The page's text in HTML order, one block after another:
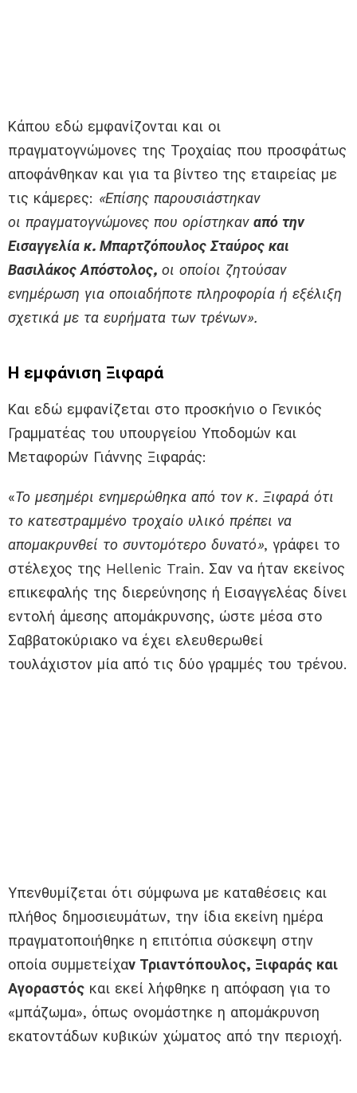
Κάπου εδώ εμφανίζονται και οι
πραγματογνώμονες της Τροχαίας που προσφάτως
αποφάνθηκαν και για τα βίντεο της εταιρείας με
τις κάμερες: «Επίσης παρουσιάστηκαν
οι πραγματογνώμονες που ορίστηκαν από την
Εισαγγελία κ. Μπαρτζόπουλος Σταύρος και
Βασιλάκος Απόστολος, οι οποίοι ζητούσαν
ενημέρωση για οποιαδήποτε πληροφορία ή εξέλιξη
σχετικά με τα ευρήματα των τρένων».
Η εμφάνιση Ξιφαρά
Και εδώ εμφανίζεται στο προσκήνιο ο Γενικός
Γραμματέας του υπουργείου Υποδομών και
Μεταφορών Γιάννης Ξιφαράς:
«Το μεσημέρι ενημερώθηκα από τον κ. Ξιφαρά ότι
το κατεστραμμένο τροχαίο υλικό πρέπει να
απομακρυνθεί το συντομότερο δυνατό», γράφει το
στέλεχος της Hellenic Train. Σαν να ήταν εκείνος
επικεφαλής της διερεύνησης ή Εισαγγελέας δίνει
εντολή άμεσης απομάκρυνσης, ώστε μέσα στο
Σαββατοκύριακο να έχει ελευθερωθεί
τουλάχιστον μία από τις δύο γραμμές του τρένου.
Υπενθυμίζεται ότι σύμφωνα με καταθέσεις και
πλήθος δημοσιευμάτων, την ίδια εκείνη ημέρα
πραγματοποιήθηκε η επιτόπια σύσκεψη στην
οποία συμμετείχαν Τριαντόπουλος, Ξιφαράς και
Αγοραστός και εκεί λήφθηκε η απόφαση για το
«μπάζωμα», όπως ονομάστηκε η απομάκρυνση
εκατοντάδων κυβικών χώματος από την περιοχή.